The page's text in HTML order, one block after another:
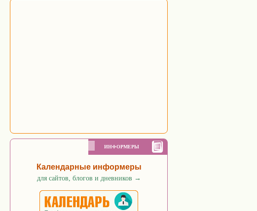
ИНФОРМЕРЫ
Календарные информеры
для сайтов, блогов и дневников →